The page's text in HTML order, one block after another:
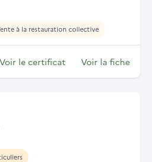
à la restauration collective
Voir le certificat Voir la fiche